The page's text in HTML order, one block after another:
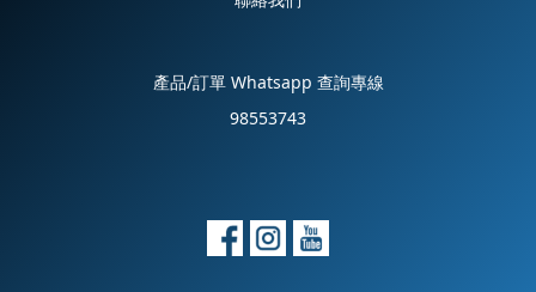
產品/訂單 Whatsapp 查詢專線
98553743